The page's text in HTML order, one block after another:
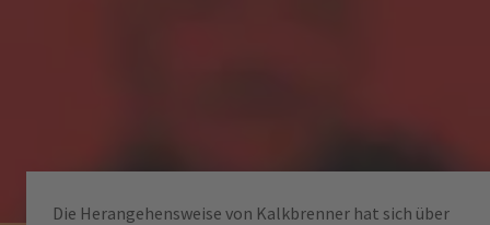
Die Herangehensweise von Kalkbrenner hat sich über